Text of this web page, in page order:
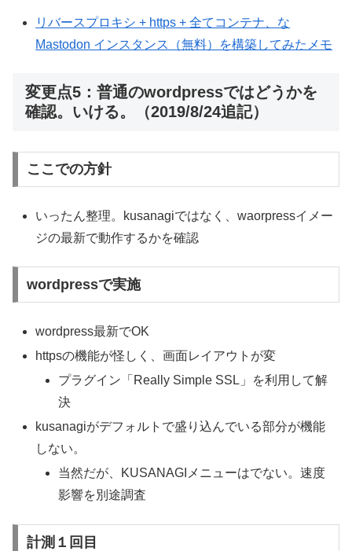
リバースプロキシ + https + 全てコンテナ、な
Mastodon インスタンス（無料）を構築してみたメモ
変更点5：普通のwordpressではどうかを
確認。いける。（2019/8/24追記）
ここでの方針
いったん整理。kusanagiではなく、waorpressイメー
ジの最新で動作するかを確認
wordpressで実施
wordpress最新でOK
httpsの機能が怪しく、画面レイアウトが変
プラグイン「Really Simple SSL」を利用して解
決
kusanagiがデフォルトで盛り込んでいる部分が機能
しない。
当然だが、KUSANAGIメニューはでない。速度
影響を別途調査
計測１回目